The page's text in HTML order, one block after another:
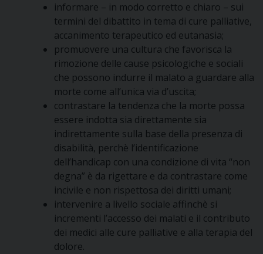
informare – in modo corretto e chiaro – sui
termini del dibattito in tema di cure palliative,
accanimento terapeutico ed eutanasia;
promuovere una cultura che favorisca la
rimozione delle cause psicologiche e sociali
che possono indurre il malato a guardare alla
morte come all’unica via d’uscita;
contrastare la tendenza che la morte possa
essere indotta sia direttamente sia
indirettamente sulla base della presenza di
disabilità, perchè l’identificazione
dell’handicap con una condizione di vita “non
degna” è da rigettare e da contrastare come
incivile e non rispettosa dei diritti umani;
intervenire a livello sociale affinchè si
incrementi l’accesso dei malati e il contributo
dei medici alle cure palliative e alla terapia del
dolore.